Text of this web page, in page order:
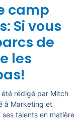
camp
Si vous
de
les
été rédigé par Mitch
à Marketing et
talents en matière